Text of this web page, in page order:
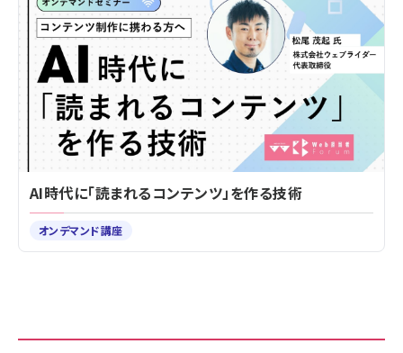
AI時代に「読まれるコンテンツ」を作る技術
オンデマンド講座